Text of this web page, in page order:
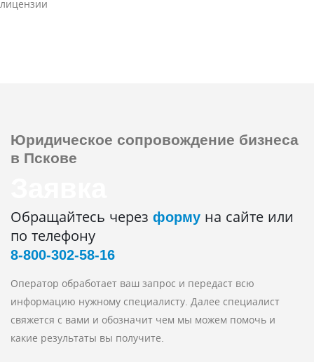
лицензии
Юридическое сопровождение бизнеса
в Пскове
Обращайтесь через форму на сайте или
по телефону
8‑800‑302‑58‑16
Оператор обработает ваш запрос и передаст всю
информацию нужному специалисту. Далее специалист
свяжется с вами и обозначит чем мы можем помочь и
какие результаты вы получите.